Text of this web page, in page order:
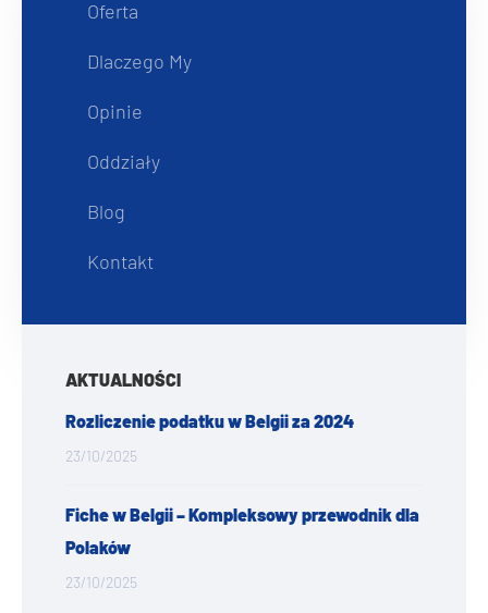
Oferta
Dlaczego My
Opinie
Oddziały
Blog
Kontakt
AKTUALNOŚCI
Rozliczenie podatku w Belgii za 2024
23/10/2025
Fiche w Belgii – Kompleksowy przewodnik dla
Polaków
23/10/2025